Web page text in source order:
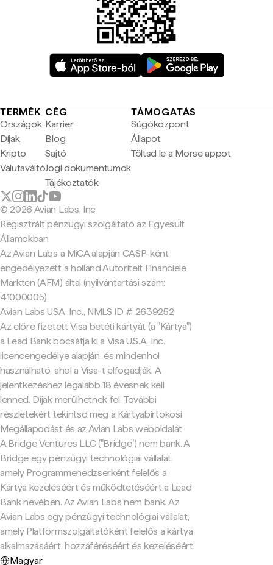
TERMÉK
Országok
Díjak
Kripto
Valutaváltó
CÉG
Karrier
Blog
Sajtó
Jogi dokumentumok
Tájékoztatók
TÁMOGATÁS
Súgóközpont
Állapot
Töltsd le a Morse appot
© 2026 Avian Labs, Inc
Regisztrált pénzügyi szolgáltató az Egyesült
Államokban
Az Avian Labs a MiCA alapján CASP-ként
engedélyezett a holland Autoriteit Financiële
Markten (AFM) által (nyilvántartási szám:
41000005).
Avian Labs USA, Inc., NMLS ID # 2639252
Az előre fizetett Visa betéti kártyát (a "Kártya")
a Lead Bank bocsátja ki a Visa U.S.A. Inc.
licencengedélye alapján, és mindenhol
használható, ahol a Visa-t elfogadják. A
jelentkezéshez legalább 18 évesnek kell
lenned. Díjak merülhetnek fel. További
részletekért tekintsd meg a Kártyabirtokosi
Megállapodást és az Avian Labs weboldalát.
A Bridge Ventures LLC ("Bridge") nem bank. A
Bridge egy pénzügyi technológiai vállalat,
amely Programmenedzserként felelős a
Kártya kezeléséért és működtetéséért a Lead
Bank nevében. Az Avian Labs nem bank. Az
Avian Labs egy pénzügyi technológiai vállalat,
amely Platformszolgáltatóként felelős a kártya
alkalmazásáért, hozzáféréséért és kezeléséért.
Magyar